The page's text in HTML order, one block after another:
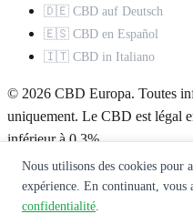
🇩🇪 CBD auf Deutsch
🇪🇸 CBD en Español
🇮🇹 CBD in Italiano
© 2026 CBD Europa. Toutes
uniquement. Le CBD est légal
inférieur à 0,3%.
Politique
Nous utilisons des cookies pour
expérience. En continuant, vous
confidentialité.